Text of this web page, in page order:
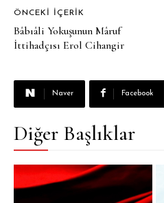
ÖNCEKI İÇERIK
Bâbıâli Yokuşunun Mâruf
İttihadçısı Erol Cihangir
Naver Facebook
Diğer Başlıklar